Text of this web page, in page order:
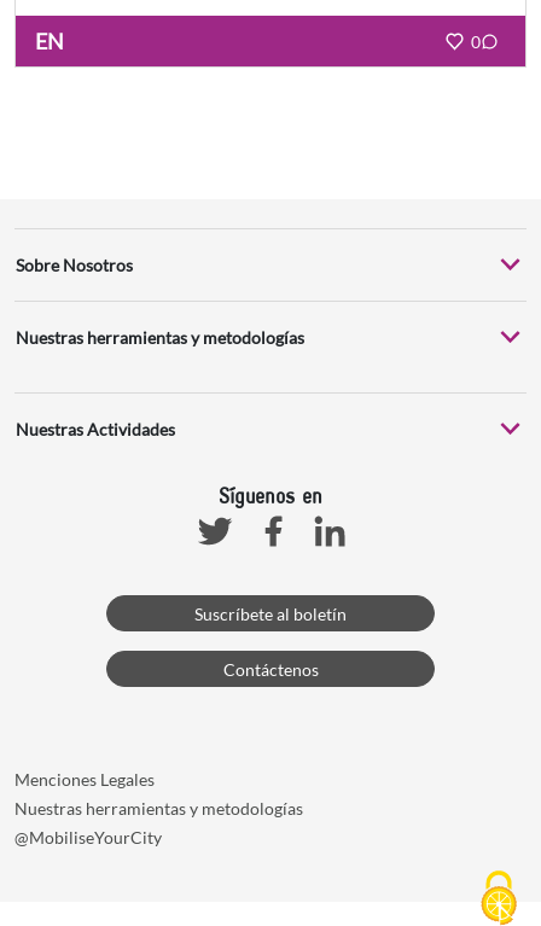
EN 0
Sobre Nosotros
Nuestras herramientas y metodologías
Nuestras Actividades
Síguenos en
TwitterFacebookLinkedin
Suscríbete al boletín
Contáctenos
Menciones Legales
Nuestras herramientas y metodologías
@MobiliseYourCity